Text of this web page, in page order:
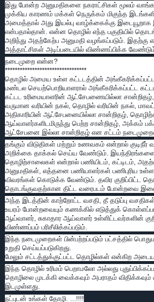
இது போன்ற அனுமதிகளை நகராட்சிகள் மூலம்
முக்கிய காரணம் மக்கள் நெருக்கம் மிகுந்த
அமைத்தால் அது இயல்பு வாழ்க்கைக்கு இடையூறாக
என்பதால்தான். என்ன தொழில் எந்த பகுதியில்
அறிந்து அதற்கேற்ப அனுமதி வழங்கப்படும். இதற்கு
அத்தாட்சிகள் அடிப்படையில் விண்ணப்பிக்க
நடைமுறை என்ன?
*********************************
தொழில் அமைய உள்ள கட்டடத்தின் அங்கீகரிக்கப்பட்ட
மண்டல செயற்பொறியாளரால் அங்கீகரிக்கப்பட்ட
கட்டட உரிமையாளரின் ஆட்சேபணையில்லா
வருமான வரியின் நகல், தொழில் வரியின் நகல்,
அதிகாரியின் ஆட்சேபனையில்லா சான்றிதழ்,
ஆய்வாளர்களிடமிருந்து பெற்ற சான்றிதழ், அக்கம்
ஆட்சேபனை இல்லா சான்றிதழ் என சட்டம்
தங்கும் விடுதிகள் மற்றும் உணவகம் என்றால் குடிநீர்
அறிக்கை தாக்கல் செய்ய வேண்டும். இயந்திரங்களை
தொழிற்சாலைகள் என்றால் பணியிடம், கட்டிடம்,
அனுமதிகள், எத்தனை பணியாளர்கள் பணிபுரிய
விவரங்கள் கொடுக்க வேண்டும். தவிர குறிப்பிட்ட
தொடங்குவதற்கான திட்ட வரைபடம் போன்றவை
அந்த இடத்தின் காற்றோட்ட வசதி, தீ தடுப்பு
உயரம் போன்றவையும் கணக்கில் எடுத்துக்
ஆய்வாளர், சுகாதார ஆய்வாளர் உள்ளிட்டவர்களின்
விண்ணப்பம் பரிசீலிக்கப்படும்.
இந்த நடைமுறைகள் பின்பற்றப்படும் பட்சத்தில்
உறுதி செய்யப்படுகிறது.
மேலும் சட்டத்துக்குட்பட்ட தொழில்கள் என்கிற
இந்த தொழில் உரிமம் பெறாமலோ அல்லது
தொழிலை முடக்கி வைக்கவும் அபராதம் விதிக்கவும்
இடமுள்ளது.
நட்புடன் உங்கள் தோழி. ...!!!!